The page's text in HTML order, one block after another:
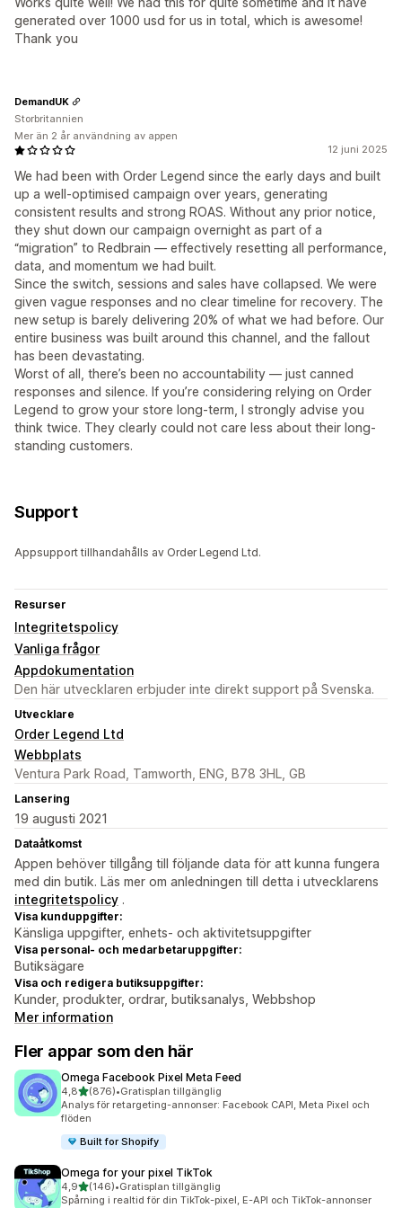
generated over 1000 usd for us in total, which is awesome!
Thank you
12 juni 2025
We had been with Order Legend since the early days and built
up a well-optimised campaign over years, generating
consistent results and strong ROAS. Without any prior notice,
they shut down our campaign overnight as part of a
“migration” to Redbrain — effectively resetting all performance,
data, and momentum we had built.
Since the switch, sessions and sales have collapsed. We were
given vague responses and no clear timeline for recovery. The
new setup is barely delivering 20% of what we had before. Our
entire business was built around this channel, and the fallout
has been devastating.
Worst of all, there’s been no accountability — just canned
responses and silence. If you’re considering relying on Order
Legend to grow your store long-term, I strongly advise you
think twice. They clearly could not care less about their long-
standing customers.
DemandUK
Storbritannien
Mer än 2 år användning av appen
Support
Appsupport tillhandahålls av Order Legend Ltd.
Resurser
Integritetspolicy
Vanliga frågor
Appdokumentation
Den här utvecklaren erbjuder inte direkt support på Svenska.
Utvecklare
Order Legend Ltd
Webbplats
Ventura Park Road, Tamworth, ENG, B78 3HL, GB
Lansering
19 augusti 2021
Dataåtkomst
Appen behöver tillgång till följande data för att kunna fungera
med din butik. Läs mer om anledningen till detta i utvecklarens
integritetspolicy .
Visa kunduppgifter:
Känsliga uppgifter, enhets- och aktivitetsuppgifter
Visa personal- och medarbetaruppgifter:
Butiksägare
Visa och redigera butiksuppgifter:
Kunder, produkter, ordrar, butiksanalys, Webbshop
Mer information
Fler appar som den här
Omega Facebook Pixel Meta Feed
4,8av 5 stjärnor
(876)
876 recensioner totalt
•Gratisplan tillgänglig
Analys för retargeting-annonser: Facebook CAPI, Meta Pixel och
flöden
Built for Shopify
Omega for your pixel TikTok
4,9av 5 stjärnor
(146)
146 recensioner totalt
•Gratisplan tillgänglig
Spårning i realtid för din TikTok-pixel, E-API och TikTok-annonser